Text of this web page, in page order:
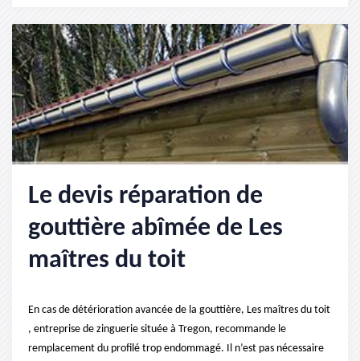
Le devis réparation de
gouttière abîmée de Les
maîtres du toit
En cas de détérioration avancée de la gouttière, Les maîtres du toit
, entreprise de zinguerie située à Tregon, recommande le
remplacement du profilé trop endommagé. Il n’est pas nécessaire